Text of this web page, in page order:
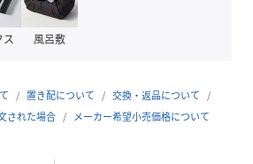
が目を惹く鮮やかなレッド。
ジ風の色落ち感がこなれて見えるネイ
ス 風呂敷
置き配について
交換・返品について
された場合
メーカー希望小売価格について